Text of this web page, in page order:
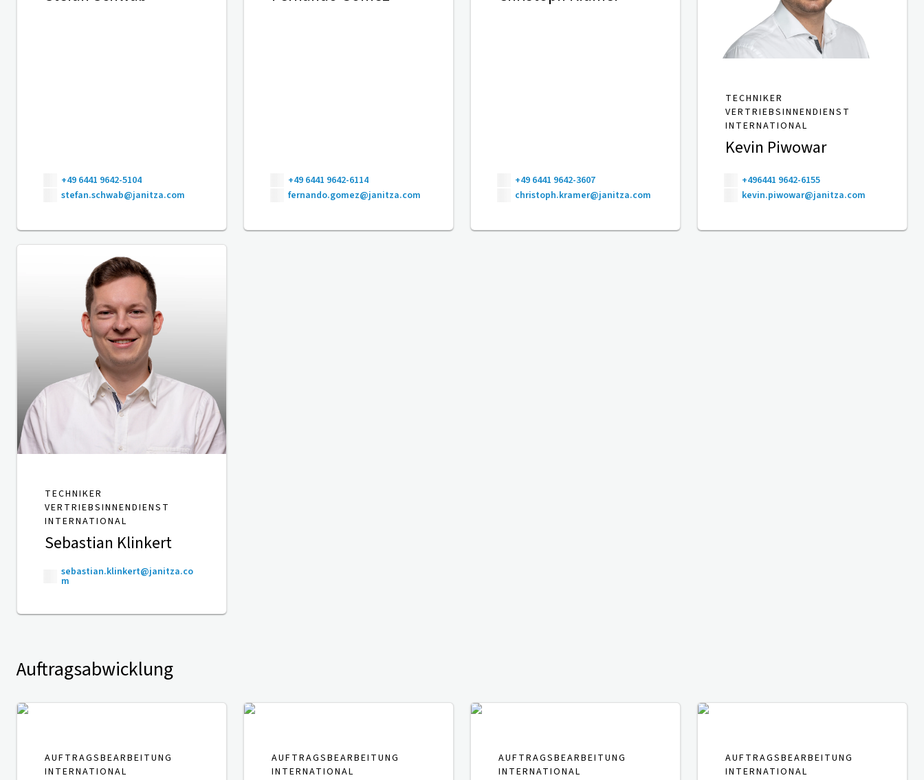
+49 6441 9642-5104
stefan.schwab@janitza.com
+49 6441 9642-6114
fernando.gomez@janitza.com
+49 6441 9642-3607
christoph.kramer@janitza.com
TECHNIKER
VERTRIEBSINNENDIENST
INTERNATIONAL
Kevin Piwowar
+496441 9642-6155
kevin.piwowar@janitza.com
TECHNIKER
VERTRIEBSINNENDIENST
INTERNATIONAL
Sebastian Klinkert
sebastian.klinkert@janitza.co
m
Auftragsabwicklung
AUFTRAGSBEARBEITUNG
INTERNATIONAL
AUFTRAGSBEARBEITUNG
INTERNATIONAL
AUFTRAGSBEARBEITUNG
INTERNATIONAL
AUFTRAGSBEARBEITUNG
INTERNATIONAL